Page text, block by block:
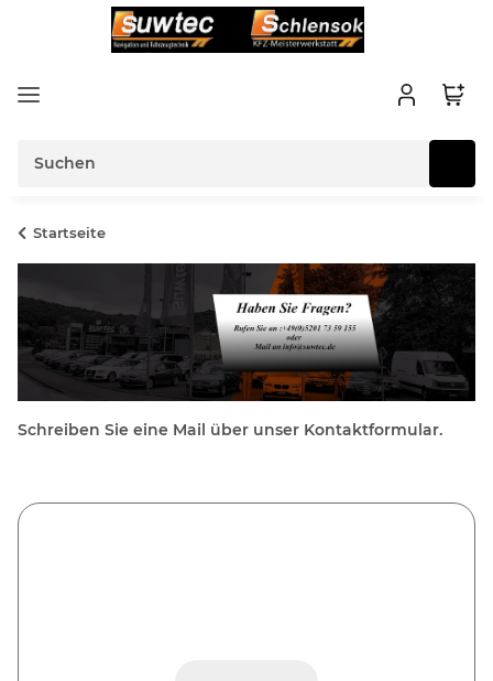
Startseite
Schreiben Sie eine Mail über unser Kontaktformular.